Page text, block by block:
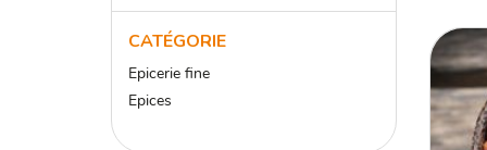
CATÉGORIE
Epicerie fine
Epices